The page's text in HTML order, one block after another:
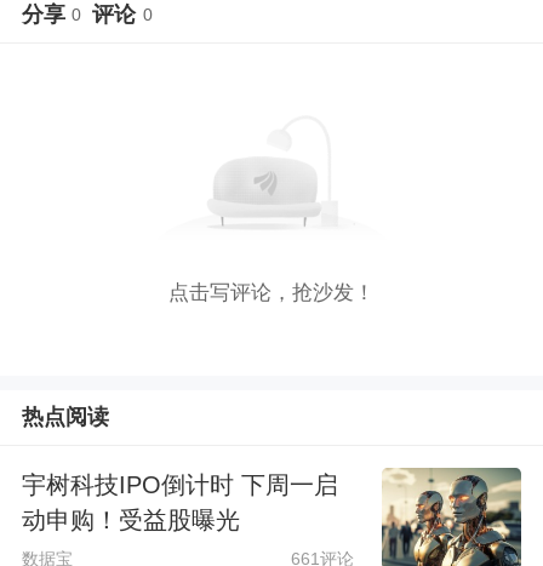
分享 0 评论 0
点击写评论，抢沙发！
热点阅读
宇树科技IPO倒计时 下周一启
动申购！受益股曝光
数据宝 661评论